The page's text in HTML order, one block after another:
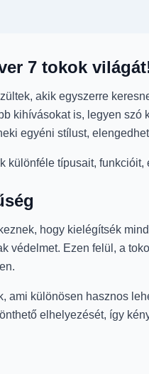
7 tokok
akik egyszerre
kihívásokat is, legyen
egyéni stílust,
típusait,
hogy kielégítsék
védelmet. Ezen felül, a
ami különösen hasznos
elhelyezését, így